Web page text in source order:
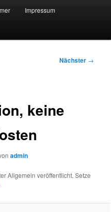
und
Impressum
Nächster →
keine
admin
Allgemein veröffentlicht. Setze